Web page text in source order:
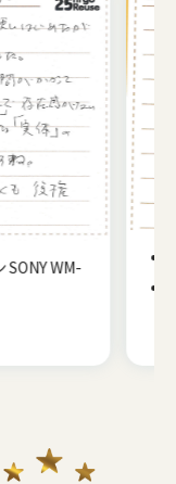
SONY WM-